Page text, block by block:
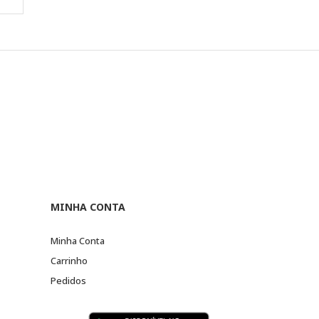
MINHA CONTA
Minha Conta
Carrinho
Pedidos